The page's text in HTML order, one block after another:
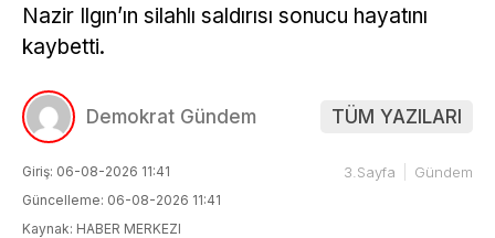
Nazir Ilgın’ın silahlı saldırısı sonucu hayatını
kaybetti.
Demokrat Gündem TÜM YAZILARI
Giriş: 06-08-2026 11:41
Güncelleme: 06-08-2026 11:41
Kaynak: HABER MERKEZI
3.Sayfa Gündem